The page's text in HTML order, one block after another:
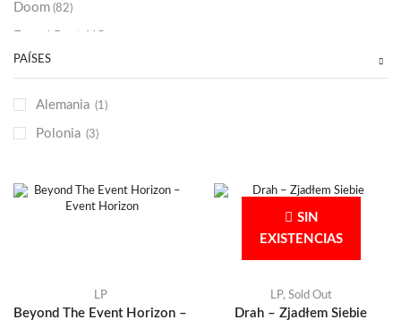
Doom (82)
Grindcore
PAÍSES
Alemania (1)
Polonia (3)
LP
Beyond The Event Horizon –
SIN
EXISTENCIAS
LP, Sold Out
Drah – Zjadłem Siebie